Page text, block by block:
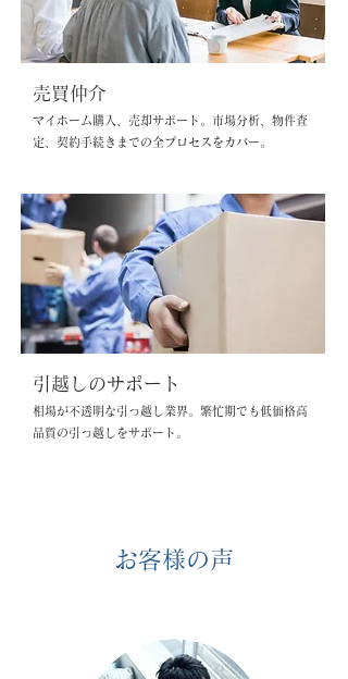
売買仲介
マイホーム購入、売却サポート。市場分析、物件査
定、契約手続きまでの全プロセスをカバー。
引越しのサポート
相場が不透明な引っ越し業界。繁忙期でも低価格高
品質の引っ越しをサポート。
お客様の声